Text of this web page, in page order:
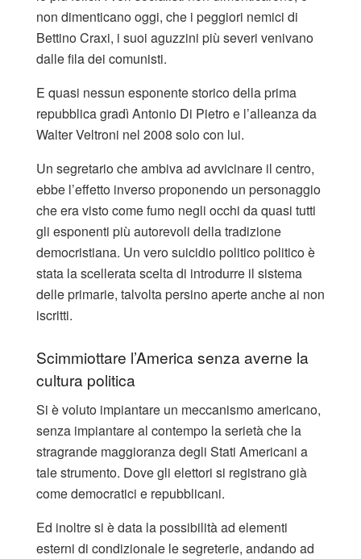
non dimenticano oggi, che i peggiori nemici di
Bettino Craxi, i suoi aguzzini più severi venivano
dalle fila dei comunisti.
E quasi nessun esponente storico della prima
repubblica gradì Antonio Di Pietro e l’alleanza da
Walter Veltroni nel 2008 solo con lui.
Un segretario che ambiva ad avvicinare il centro,
ebbe l’effetto inverso proponendo un personaggio
che era visto come fumo negli occhi da quasi tutti
gli esponenti più autorevoli della tradizione
democristiana. Un vero suicidio politico politico è
stata la scellerata scelta di introdurre il sistema
delle primarie, talvolta persino aperte anche ai non
iscritti.
Scimmiottare l’America senza averne la
cultura politica
Si è voluto impiantare un meccanismo americano,
senza impiantare al contempo la serietà che la
stragrande maggioranza degli Stati Americani a
tale strumento. Dove gli elettori si registrano già
come democratici e repubblicani.
Ed inoltre si è data la possibilità ad elementi
esterni di condizionale le segreterie, andando ad